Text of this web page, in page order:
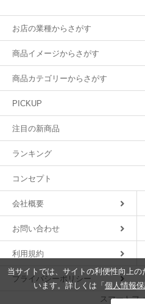
お店の業種からさがす
商品イメージからさがす
商品カテゴリーからさがす
PICKUP
注目の新商品
ランキング
コンセプト
会社概要
お問い合わせ
利用規約
プライバシーポリシー
スマートフ
当サイトでは、サイトの利便性向上
います。詳しくは「 個人情報